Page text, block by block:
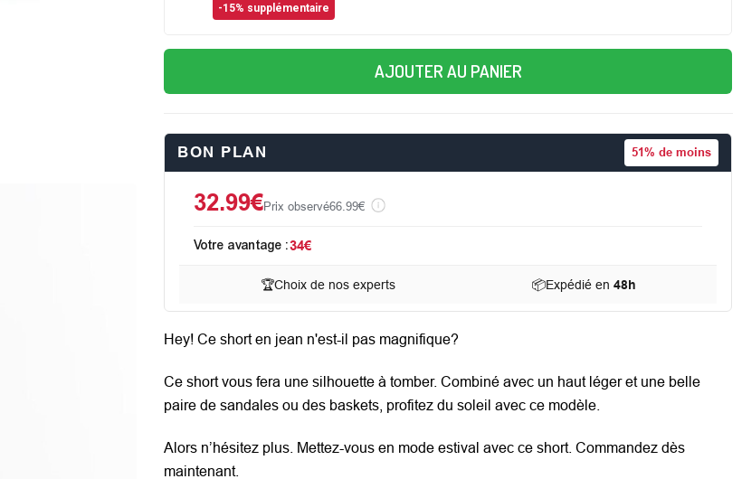
-15% supplémentaire
AJOUTER AU PANIER
BON PLAN 51% de moins
32.99€Prix observé66.99€
Votre avantage :34€
🏆Choix de nos experts 📦Expédié en 48h
Hey! Ce short en jean n'est-il pas magnifique?
Ce short vous fera une silhouette à tomber. Combiné avec un haut léger et une belle
paire de sandales ou des baskets, profitez du soleil avec ce modèle.
Alors n’hésitez plus. Mettez-vous en mode estival avec ce short. Commandez dès
maintenant.